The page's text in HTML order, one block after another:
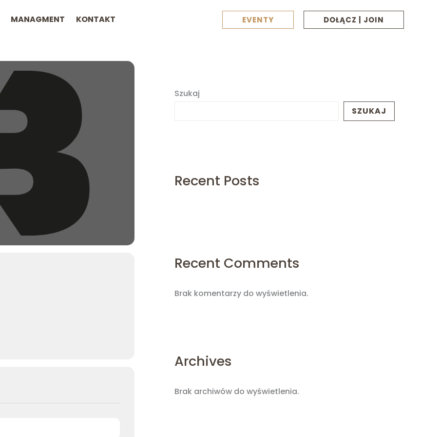
MANAGMENT KONTAKT EVENTY DOŁĄCZ | JOIN
Szukaj
SZUKAJ
Recent Posts
Recent Comments
Brak komentarzy do wyświetlenia.
Archives
Brak archiwów do wyświetlenia.